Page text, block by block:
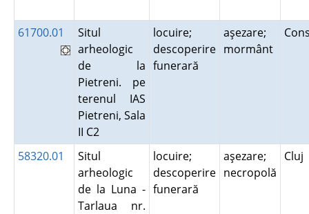
61700.01
Situl
arheologic
de la
Pietreni. pe
terenul IAS
Pietreni, Sala
II C2
locuire;
descoperire
funerară
aşezare;
mormânt
58320.01
Situl
arheologic
de la Luna -
Tarlaua nr.
locuire;
descoperire
funerară
aşezare;
necropolă
Cluj